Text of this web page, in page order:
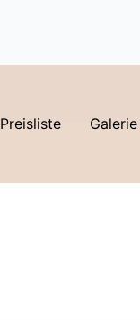
Preisliste Galerie